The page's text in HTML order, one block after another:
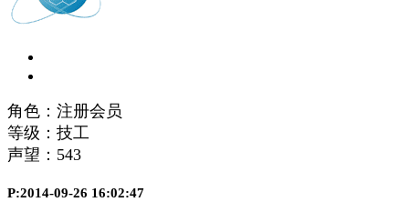
角色：注册会员
等级：技工
声望： 543
P:2014-09-26 16:02:47